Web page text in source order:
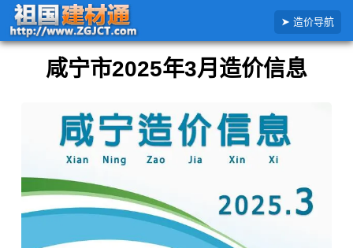
价
信
息
造价导航
首页 全国造价信息 湖北省 2025年3月咸宁市造价信息
咸宁市2025年3月造价信息